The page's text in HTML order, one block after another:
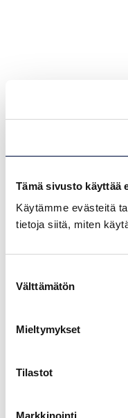
Tämä sivusto käyttää
Käytämme evästeitä
tietoja siitä, miten
valinta
Välttämätön
Mieltymykset
Tilastot
Markkinointi